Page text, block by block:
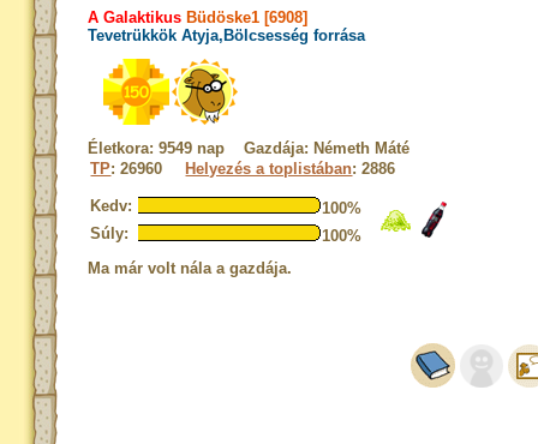
A Galaktikus Büdöske1 [6908]
Tevetrükkök Atyja,Bölcsesség forrása
Életkora: 9549 nap Gazdája: Németh Máté
TP: 26960 Helyezés a toplistában: 2886
Kedv:
100%
Súly:
100%
Ma már volt nála a gazdája.